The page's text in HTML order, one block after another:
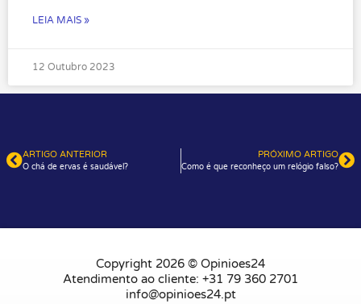
LEIA MAIS »
12 Outubro 2023
ARTIGO ANTERIOR
O chá de ervas é saudável?
PRÓXIMO ARTIGO
Como é que reconheço um relógio falso?
Copyright 2026 © Opinioes24
Atendimento ao cliente: +31 79 360 2701
info@opinioes24.pt